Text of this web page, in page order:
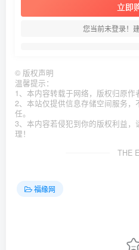
立即
您当前未登录！
© 版权声明
温馨提示：
1、本内容转载于网络，版权归原作
2、本站仅提供信息存储空间服务
任。
3、本内容若侵犯到你的版权利益
理！
THE
福缘网